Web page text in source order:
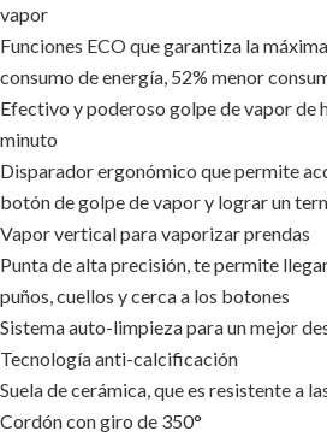
vapor
Funciones ECO que garantiza la
consumo de energía, 52% menor
Efectivo y poderoso golpe de vapor de
minuto
Disparador ergonómico que permite
botón de golpe de vapor y lograr un
Vapor vertical para vaporizar prendas
Punta de alta precisión, te permite
puños, cuellos y cerca a los botones
Sistema auto-limpieza para un mejor
Tecnología anti-calcificación
Suela de cerámica, que es resistente a
Cordón con giro de 350°